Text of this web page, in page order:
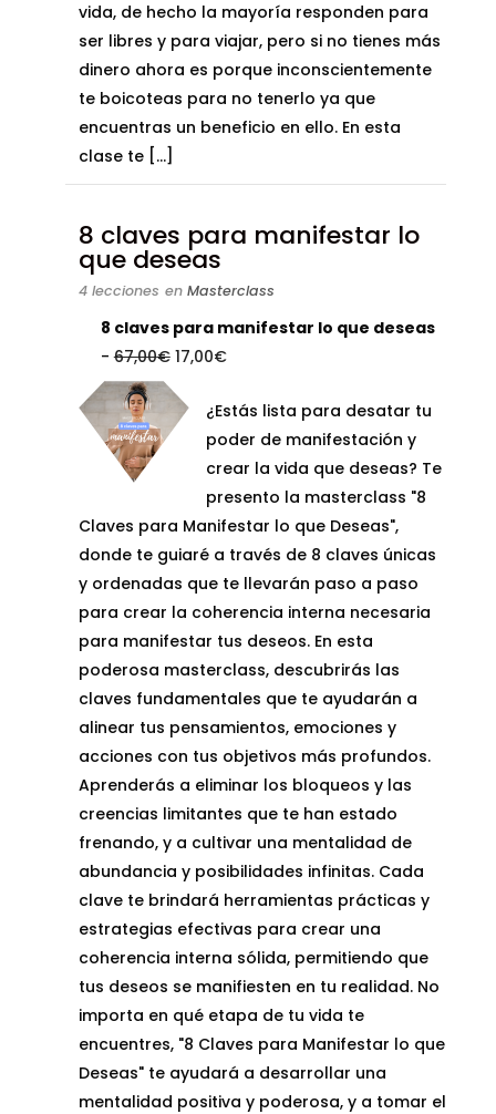
vida, de hecho la mayoría responden para
ser libres y para viajar, pero si no tienes más
dinero ahora es porque inconscientemente
te boicoteas para no tenerlo ya que
encuentras un beneficio en ello. En esta
clase te […]
8 claves para manifestar lo
que deseas
4 lecciones en Masterclass
8 claves para manifestar lo que deseas
-67,00€ El
original
67,00€.
17,00€El
actual
es:
17,00€.
¿Estás lista para desatar tu
poder de manifestación y
crear la vida que deseas? Te
presento la masterclass "8
Claves para Manifestar lo que Deseas",
donde te guiaré a través de 8 claves únicas
y ordenadas que te llevarán paso a paso
para crear la coherencia interna necesaria
para manifestar tus deseos. En esta
poderosa masterclass, descubrirás las
claves fundamentales que te ayudarán a
alinear tus pensamientos, emociones y
acciones con tus objetivos más profundos.
Aprenderás a eliminar los bloqueos y las
creencias limitantes que te han estado
frenando, y a cultivar una mentalidad de
abundancia y posibilidades infinitas. Cada
clave te brindará herramientas prácticas y
estrategias efectivas para crear una
coherencia interna sólida, permitiendo que
tus deseos se manifiesten en tu realidad. No
importa en qué etapa de tu vida te
encuentres, "8 Claves para Manifestar lo que
Deseas" te ayudará a desarrollar una
mentalidad positiva y poderosa, y a tomar el